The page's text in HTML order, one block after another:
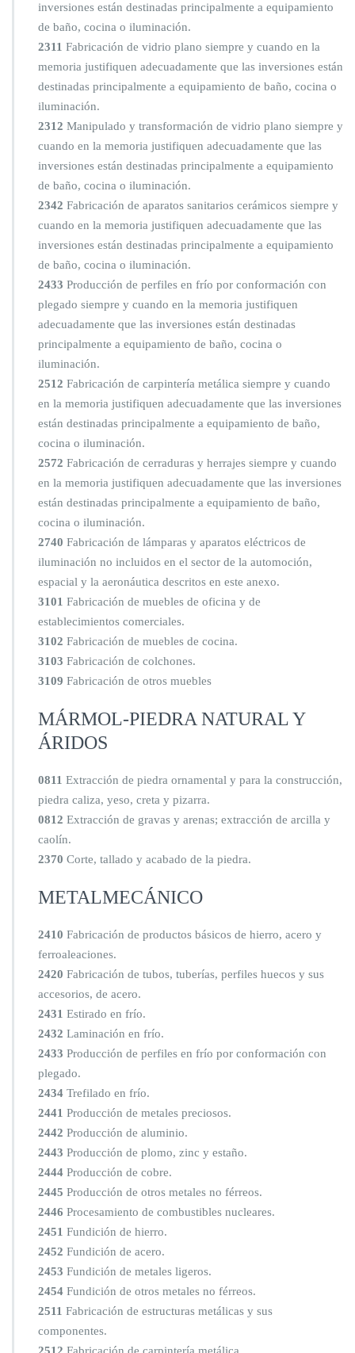
inversiones están destinadas principalmente a equipamiento
de baño, cocina o iluminación.
2311 Fabricación de vidrio plano siempre y cuando en la
memoria justifiquen adecuadamente que las inversiones están
destinadas principalmente a equipamiento de baño, cocina o
iluminación.
2312 Manipulado y transformación de vidrio plano siempre y
cuando en la memoria justifiquen adecuadamente que las
inversiones están destinadas principalmente a equipamiento
de baño, cocina o iluminación.
2342 Fabricación de aparatos sanitarios cerámicos siempre y
cuando en la memoria justifiquen adecuadamente que las
inversiones están destinadas principalmente a equipamiento
de baño, cocina o iluminación.
2433 Producción de perfiles en frío por conformación con
plegado siempre y cuando en la memoria justifiquen
adecuadamente que las inversiones están destinadas
principalmente a equipamiento de baño, cocina o
iluminación.
2512 Fabricación de carpintería metálica siempre y cuando
en la memoria justifiquen adecuadamente que las inversiones
están destinadas principalmente a equipamiento de baño,
cocina o iluminación.
2572 Fabricación de cerraduras y herrajes siempre y cuando
en la memoria justifiquen adecuadamente que las inversiones
están destinadas principalmente a equipamiento de baño,
cocina o iluminación.
2740 Fabricación de lámparas y aparatos eléctricos de
iluminación no incluidos en el sector de la automoción,
espacial y la aeronáutica descritos en este anexo.
3101 Fabricación de muebles de oficina y de
establecimientos comerciales.
3102 Fabricación de muebles de cocina.
3103 Fabricación de colchones.
3109 Fabricación de otros muebles
MÁRMOL-PIEDRA NATURAL Y
ÁRIDOS
0811 Extracción de piedra ornamental y para la construcción,
piedra caliza, yeso, creta y pizarra.
0812 Extracción de gravas y arenas; extracción de arcilla y
caolín.
2370 Corte, tallado y acabado de la piedra.
METALMECÁNICO
2410 Fabricación de productos básicos de hierro, acero y
ferroaleaciones.
2420 Fabricación de tubos, tuberías, perfiles huecos y sus
accesorios, de acero.
2431 Estirado en frío.
2432 Laminación en frío.
2433 Producción de perfiles en frío por conformación con
plegado.
2434 Trefilado en frío.
2441 Producción de metales preciosos.
2442 Producción de aluminio.
2443 Producción de plomo, zinc y estaño.
2444 Producción de cobre.
2445 Producción de otros metales no férreos.
2446 Procesamiento de combustibles nucleares.
2451 Fundición de hierro.
2452 Fundición de acero.
2453 Fundición de metales ligeros.
2454 Fundición de otros metales no férreos.
2511 Fabricación de estructuras metálicas y sus
componentes.